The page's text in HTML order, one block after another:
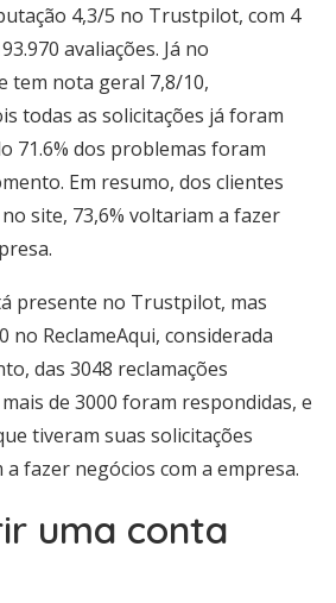
4,3/5 no Trustpilot, com 4
avaliações. Já no
tem nota geral 7,8/10,
todas as solicitações já foram
71.6% dos problemas foram
Em resumo, dos clientes
site, 73,6% voltariam a fazer
presente no Trustpilot, mas
no ReclameAqui, considerada
das 3048 reclamações
de 3000 foram respondidas, e
tiveram suas solicitações
fazer negócios com a empresa.
uma conta